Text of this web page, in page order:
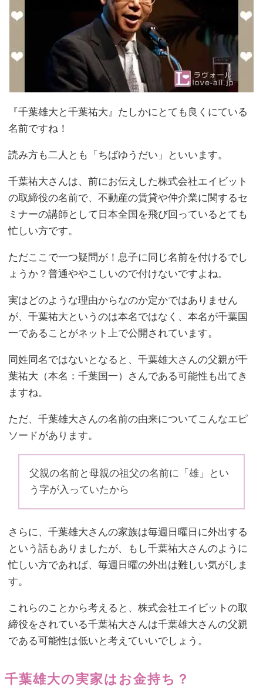
『千葉雄大と千葉祐大』たしかにとても良くにている
名前ですね！
読み方も二人とも「ちばゆうだい」といいます。
千葉祐大さんは、前にお伝えした株式会社エイビット
の取締役の名前で、不動産の賃貸や仲介業に関するセ
ミナーの講師として日本全国を飛び回っているとても
忙しい方です。
ただここで一つ疑問が！息子に同じ名前を付けるでし
ょうか？普通ややこしいので付けないですよね。
実はどのような理由からなのか定かではありません
が、千葉祐大というのは本名ではなく、本名が千葉国
一であることがネット上で公開されています。
同姓同名ではないとなると、千葉雄大さんの父親が千
葉祐大（本名：千葉国一）さんである可能性も出てき
ますね。
ただ、千葉雄大さんの名前の由来についてこんなエピ
ソードがあります。
父親の名前と母親の祖父の名前に「雄」とい
う字が入っていたから
さらに、千葉雄大さんの家族は毎週日曜日に外出する
という話もありましたが、もし千葉祐大さんのように
忙しい方であれば、毎週日曜の外出は難しい気がしま
す。
これらのことから考えると、株式会社エイビットの取
締役をされている千葉祐大さんは千葉雄大さんの父親
である可能性は低いと考えていいでしょう。
千葉雄大の実家はお金持ち？